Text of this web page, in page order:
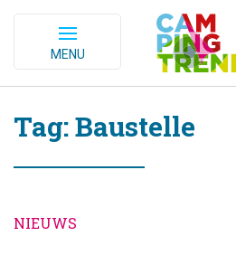
MENU
Tag: Baustelle
NIEUWS